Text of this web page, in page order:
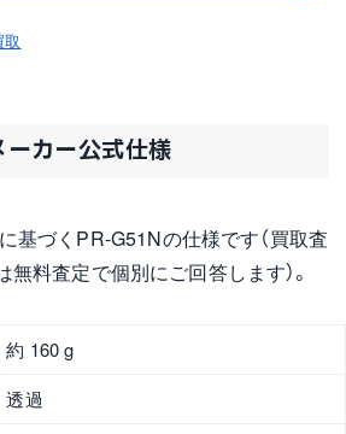
取
カー公式仕様
基づくPR-G51Nの仕様です（買取査
料査定で個別にご回答します）。
約 160 g
透過